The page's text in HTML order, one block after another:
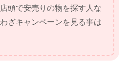
頭で安売りの物を探す人な
ざキャンペーンを見る事は